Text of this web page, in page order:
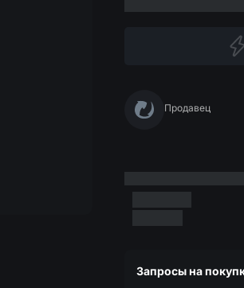
Продавец
Запросы на